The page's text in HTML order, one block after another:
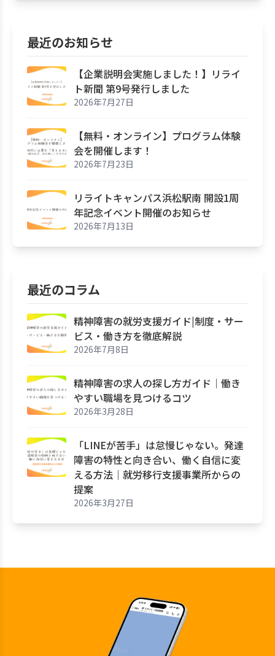
最近のお知らせ
【企業説明会実施しました！】リライ
ト新聞 第9号発行しました
2026年7月27日
【無料・オンライン】プログラム体験
会を開催します！
2026年7月23日
リライトキャンパス浜松駅南 開設1周
年記念イベント開催のお知らせ
2026年7月13日
最近のコラム
精神障害の就労支援ガイド|制度・サー
ビス・働き方を徹底解説
2026年7月8日
精神障害の求人の探し方ガイド｜働き
やすい職場を見つけるコツ
2026年3月28日
「LINEが苦手」は怠慢じゃない。発達
障害の特性と向き合い、働く自信に変
える方法｜就労移行支援事業所からの
提案
2026年3月27日